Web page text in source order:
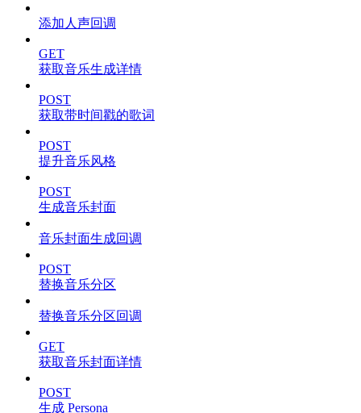
添加人声回调
GET
获取音乐生成详情
POST
获取带时间戳的歌词
POST
提升音乐风格
POST
生成音乐封面
音乐封面生成回调
POST
替换音乐分区
替换音乐分区回调
GET
获取音乐封面详情
POST
生成 Persona